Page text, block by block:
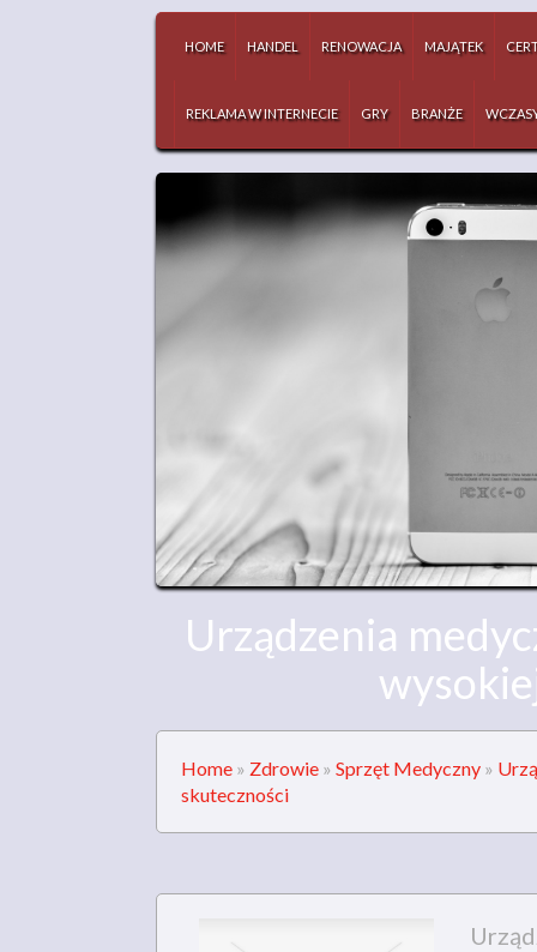
HOME HANDEL RENOWACJA MAJĄTEK
REKLAMA W INTERNECIE GRY BRANŻE
Urządzenia
Home » Zdrowie » Sprzęt Medyczny »
skuteczności